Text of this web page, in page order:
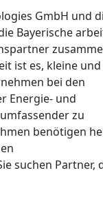
GmbH und
Bayerische
ist es, kleine und
bei den
Energie- und
zu
benötigen
suchen Partner,